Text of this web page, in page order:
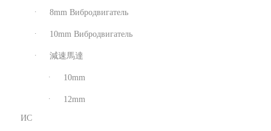
8mm Вибродвигатель
10mm Вибродвигатель
減速馬達
10mm
12mm
ИС